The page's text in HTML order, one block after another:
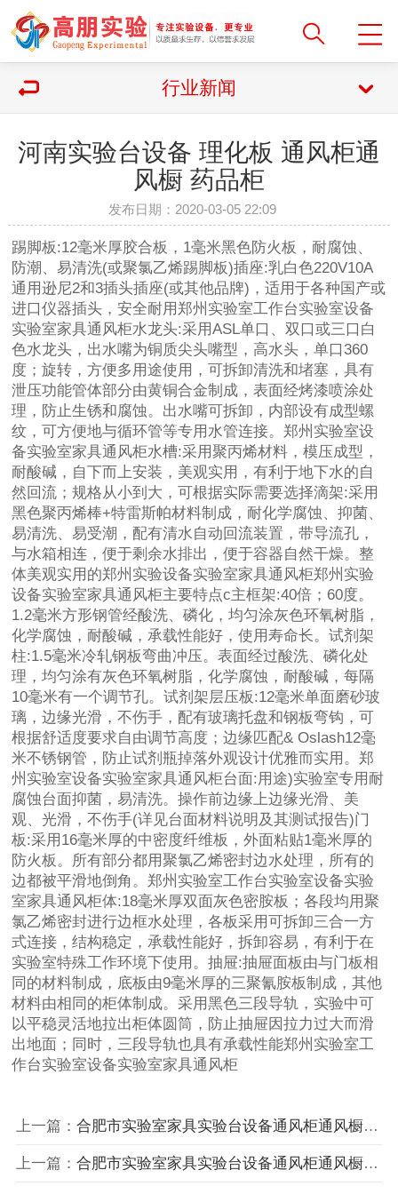
行业新闻
河南实验台设备 理化板 通风柜通
风橱 药品柜
发布日期：2020-03-05 22:09
踢脚板:12毫米厚胶合板，1毫米黑色防火板，耐腐蚀、
防潮、易清洗(或聚氯乙烯踢脚板)插座:乳白色220V10A
通用逊尼2和3插头插座(或其他品牌)，适用于各种国产或
进口仪器插头，安全耐用郑州实验室工作台实验室设备
实验室家具通风柜水龙头:采用ASL单口、双口或三口白
色水龙头，出水嘴为铜质尖头嘴型，高水头，单口360
度；旋转，方便多用途使用，可拆卸清洗和堵塞，具有
泄压功能管体部分由黄铜合金制成，表面经烤漆喷涂处
理，防止生锈和腐蚀。出水嘴可拆卸，内部设有成型螺
纹，可方便地与循环管等专用水管连接。郑州实验室设
备实验室家具通风柜水槽:采用聚丙烯材料，模压成型，
耐酸碱，自下而上安装，美观实用，有利于地下水的自
然回流；规格从小到大，可根据实际需要选择滴架:采用
黑色聚丙烯棒+特雷斯帕材料制成，耐化学腐蚀、抑菌、
易清洗、易受潮，配有清水自动回流装置，带导流孔，
与水箱相连，便于剩余水排出，便于容器自然干燥。整
体美观实用的郑州实验设备实验室家具通风柜郑州实验
设备实验室家具通风柜主要特点c主框架:40倍；60度。
1.2毫米方形钢管经酸洗、磷化，均匀涂灰色环氧树脂，
化学腐蚀，耐酸碱，承载性能好，使用寿命长。试剂架
柱:1.5毫米冷轧钢板弯曲冲压。表面经过酸洗、磷化处
理，均匀涂有灰色环氧树脂，化学腐蚀，耐酸碱，每隔
10毫米有一个调节孔。试剂架层压板:12毫米单面磨砂玻
璃，边缘光滑，不伤手，配有玻璃托盘和钢板弯钩，可
根据舒适度要求自由调节高度；边缘匹配& Oslash12毫
米不锈钢管，防止试剂瓶掉落外观设计优雅而实用。郑
州实验室设备实验室家具通风柜台面:用途)实验室专用耐
腐蚀台面抑菌，易清洗。操作前边缘上边缘光滑、美
观、光滑，不伤手(详见台面材料说明及其测试报告)门
板:采用16毫米厚的中密度纤维板，外面粘贴1毫米厚的
防火板。所有部分都用聚氯乙烯密封边水处理，所有的
边都被平滑地倒角。郑州实验室工作台实验室设备实验
室家具通风柜体:18毫米厚双面灰色密胺板；各段均用聚
氯乙烯密封进行边框水处理，各板采用可拆卸三合一方
式连接，结构稳定，承载性能好，拆卸容易，有利于在
实验室特殊工作环境下使用。抽屉:抽屉面板由与门板相
同的材料制成，底板由9毫米厚的三聚氰胺板制成，其他
材料由相同的柜体制成。采用黑色三段导轨，实验中可
以平稳灵活地拉出柜体圆筒，防止抽屉因拉力过大而滑
出地面；同时，三段导轨也具有承载性能郑州实验室工
作台实验室设备实验室家具通风柜
上一篇： 合肥市实验室家具实验台设备通风柜通风橱下
上一篇： 合肥市实验室家具实验台设备通风柜通风橱下